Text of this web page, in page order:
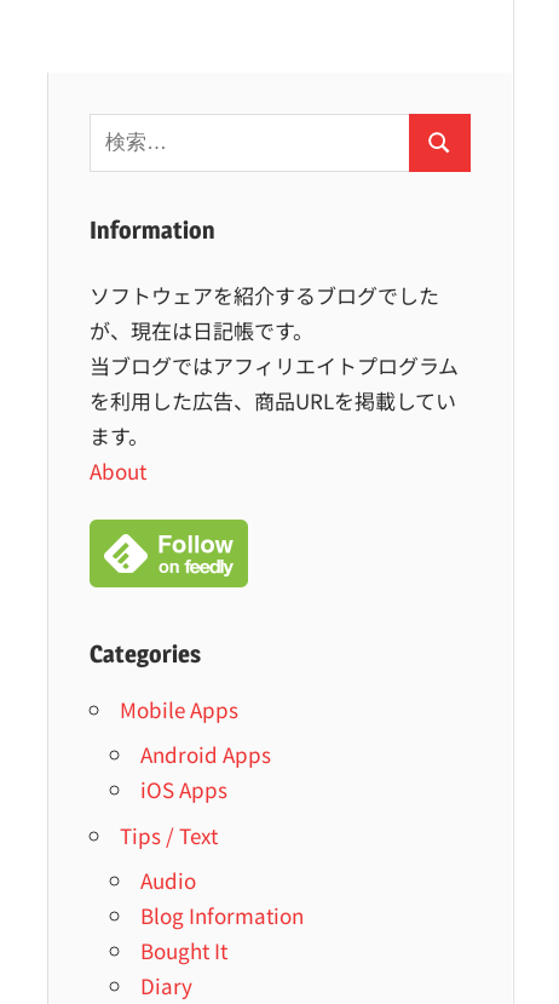
検
索:
検
Information
ソフトウェアを紹介するブログでした
が、現在は日記帳です。
当ブログではアフィリエイトプログラム
を利用した広告、商品URLを掲載してい
ます。
About
Categories
Mobile Apps
Android Apps
iOS Apps
Tips / Text
Audio
Blog Information
Bought It
Diary